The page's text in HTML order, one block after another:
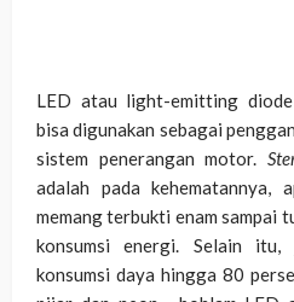
LED atau light-emitting
bisa digunakan sebagai
sistem penerangan motor.
adalah pada kehematannya,
memang terbukti enam sampai
konsumsi energi. Selain itu,
konsumsi daya hingga 80